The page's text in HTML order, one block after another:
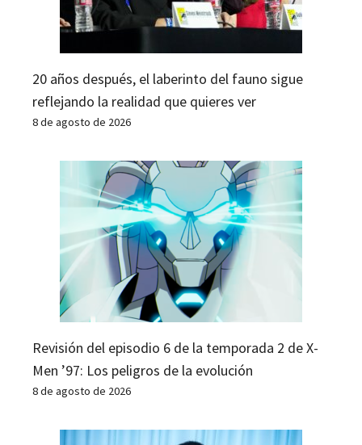
20 años después, el laberinto del fauno sigue
reflejando la realidad que quieres ver
8 de agosto de 2026
Revisión del episodio 6 de la temporada 2 de X-
Men ’97: Los peligros de la evolución
8 de agosto de 2026